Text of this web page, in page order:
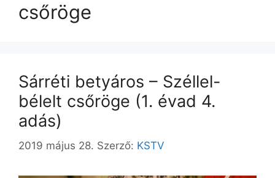
csőröge
Sárréti betyáros – Széllel-
bélelt csőröge (1. évad 4.
adás)
2019 május 28. Szerző: KSTV